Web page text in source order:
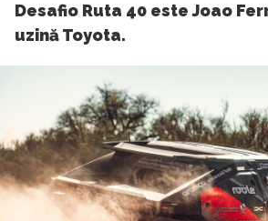
Desafio Ruta 40 este Joao
uzină Toyota.